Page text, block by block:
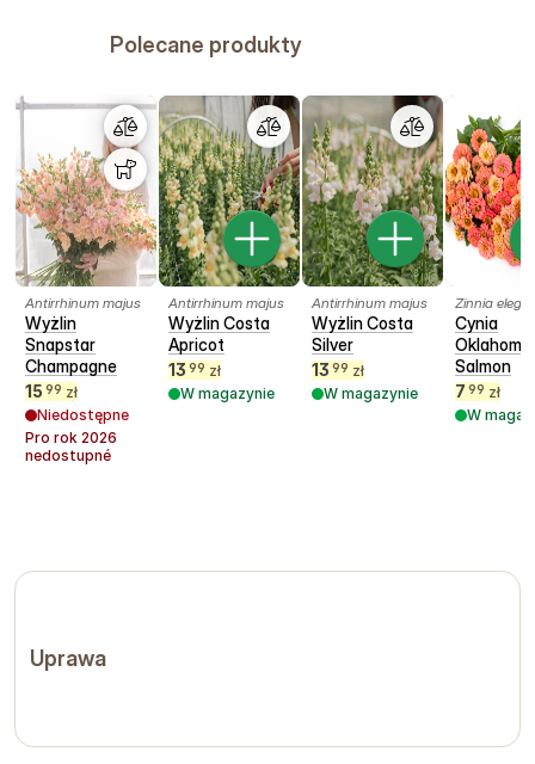
Polecane produkty
Antirrhinum majus
Wyżlin
Snapstar
Champagne
15 99 zł
Niedostępne
Pro rok 2026
nedostupné
Antirrhinum majus
Wyżlin Costa
Apricot
13 99 zł
W magazynie
Antirrhinum majus
Wyżlin Costa
Silver
13 99 zł
W magazynie
Zinnia
Cynia
Oklahoma
Salmon
7 99 zł
W
Uprawa